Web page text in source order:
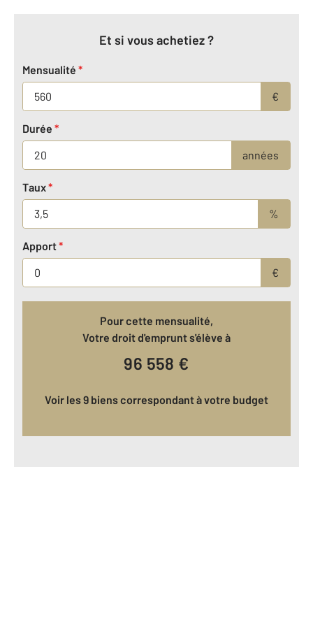
Et si vous achetiez ?
Mensualité *
€
Durée *
années
Taux*
%
Apport*
€
Pour cette mensualité,
Votre droit d'emprunt s'élève à
96 558 €
Voir les 9 biens correspondant à votre budget